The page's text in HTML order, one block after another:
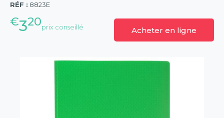
BOOKS
&
PADS
STATIONERY
POINTS
DE
VENTE
nouvelle
gamme
RÉF : 8823E
€320prix conseillé Acheter en ligne